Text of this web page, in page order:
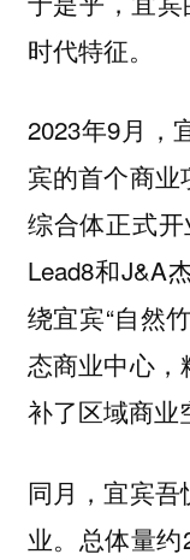
时代特征。
2023年9月，
宾的首个商
综合体正式
Lead8和J&A
绕宜宾“自然
态商业中心
补了区域商业
同月， 宜宾吾
业。总体量约